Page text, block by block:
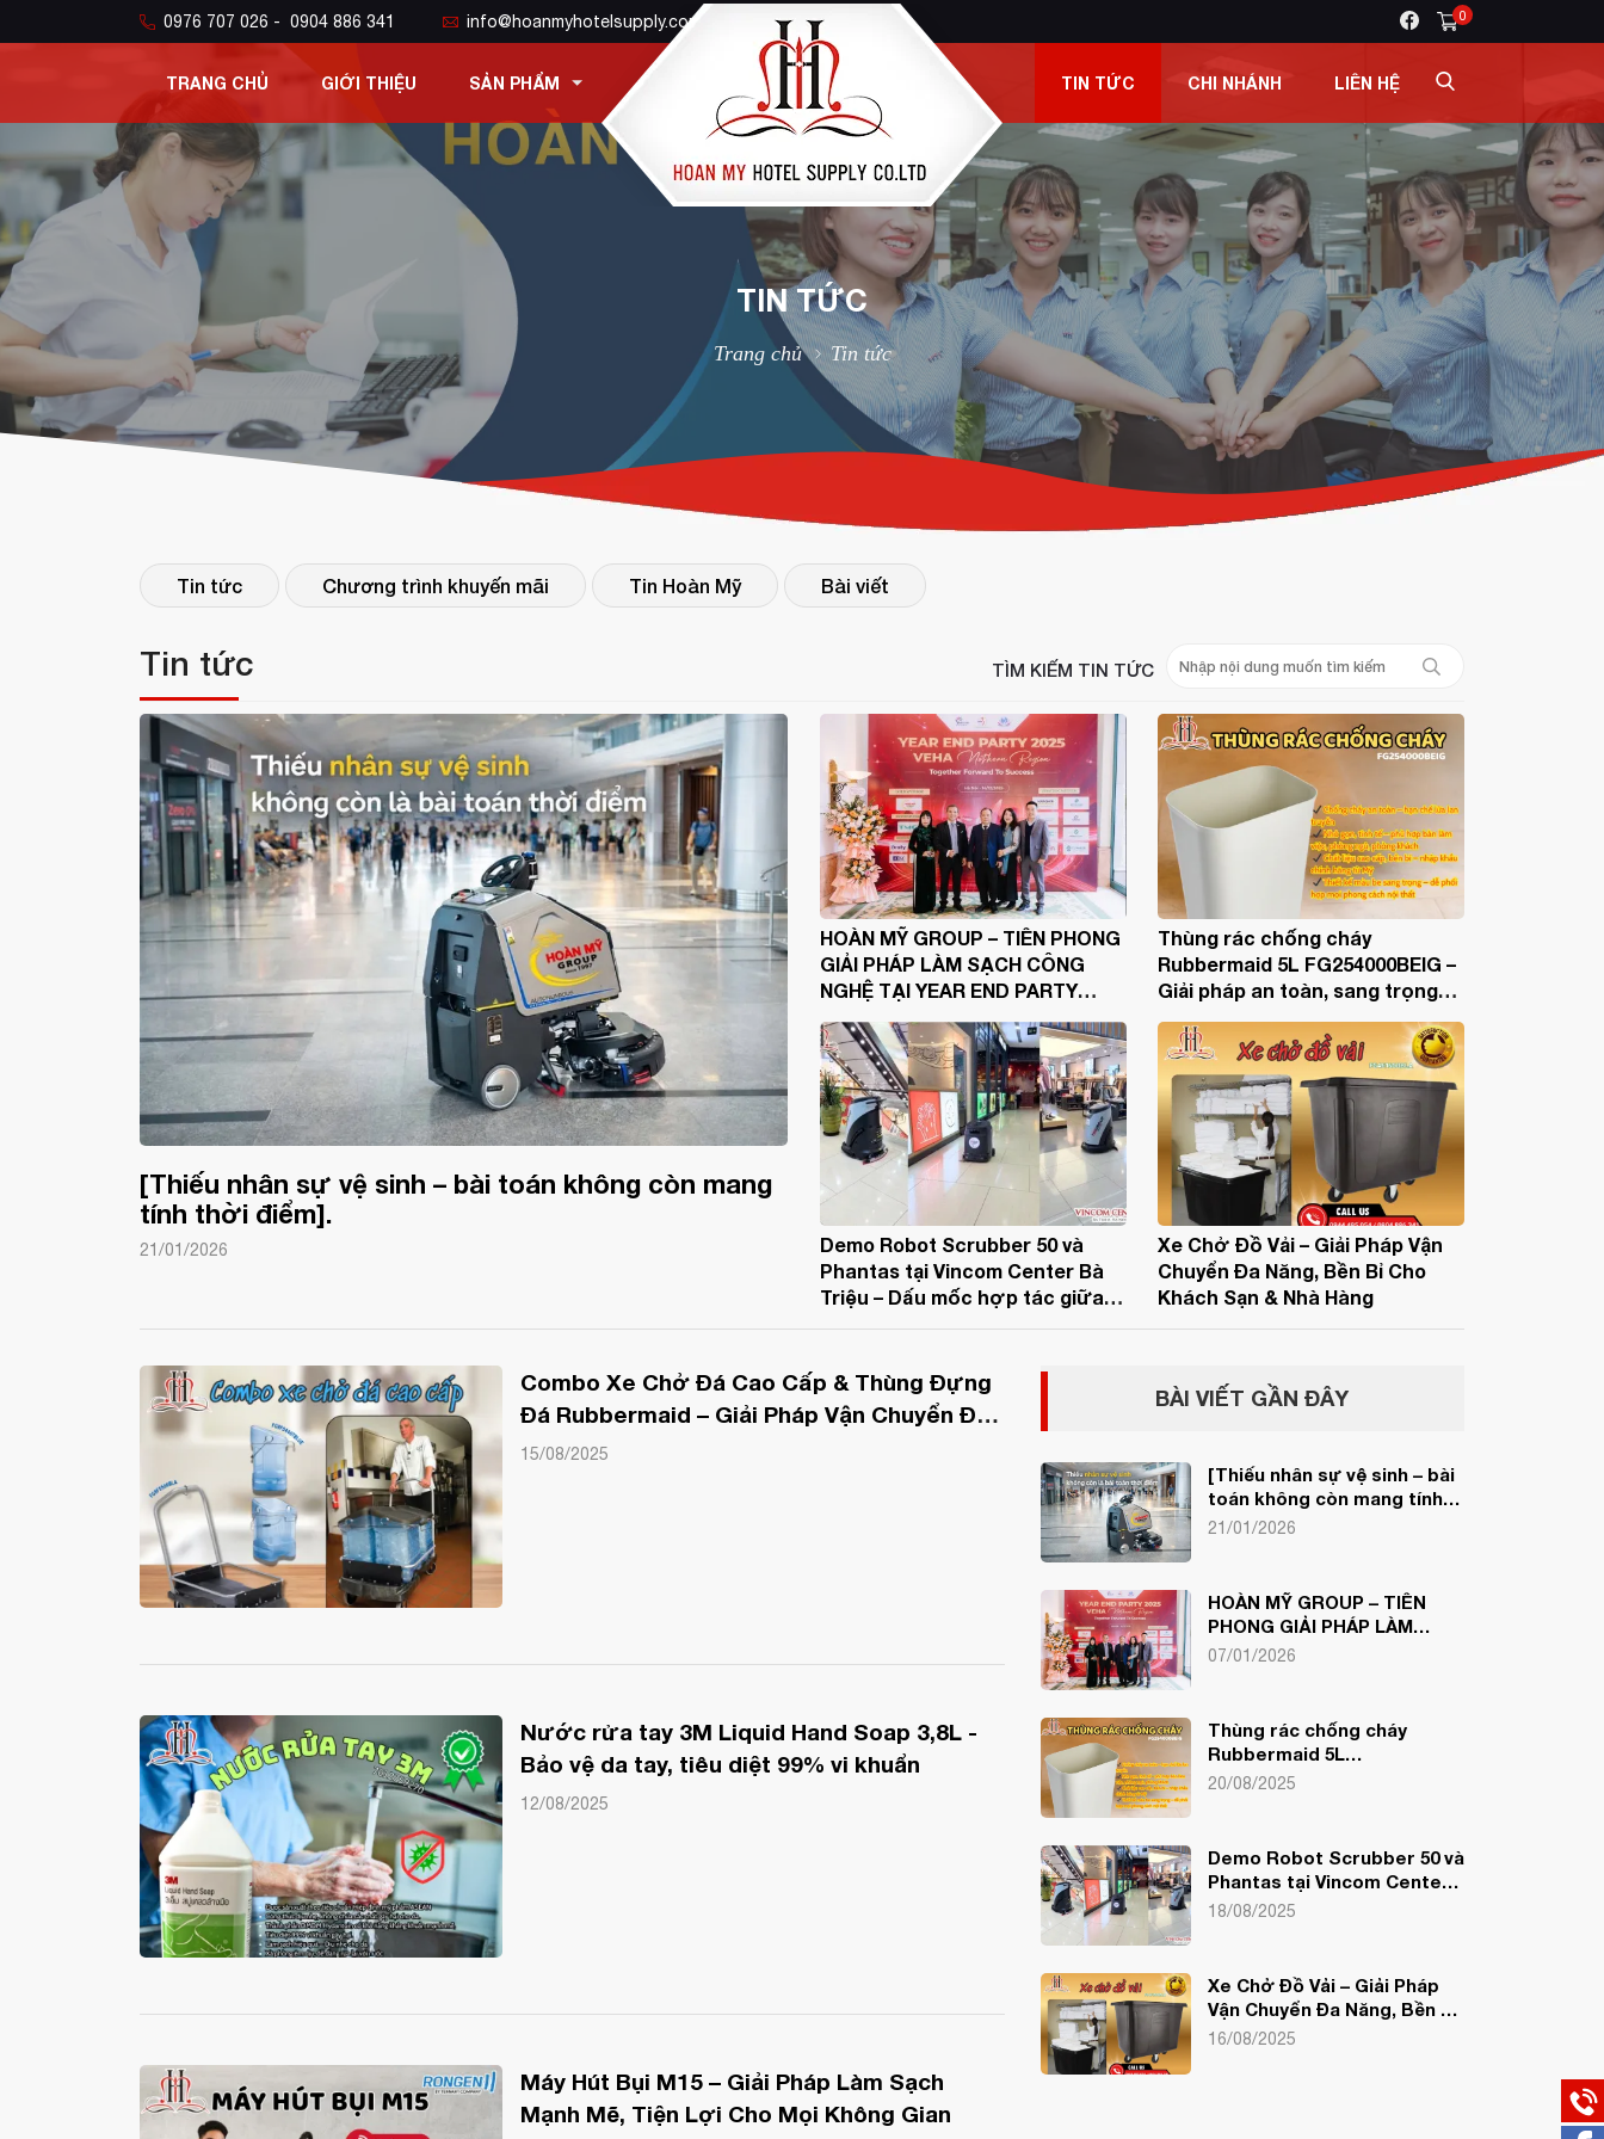
0976 707 026 - 0904 886 341 info@hoanmyhotelsupply.com 0
TRANG CHỦ GIỚI THIỆU SẢN PHẨM TIN TỨC CHI NHÁNH LIÊN HỆ
TIN TỨC
Trang chủ Tin tức
Tin tức Chương trình khuyến mãi Tin Hoàn Mỹ Bài viết
Tin tức TÌM KIẾM TIN TỨC
[Thiếu nhân sự vệ sinh – bài toán không còn mang
tính thời điểm].
21/01/2026
HOÀN MỸ GROUP – TIÊN PHONG
GIẢI PHÁP LÀM SẠCH CÔNG
NGHỆ TẠI YEAR END PARTY
Thùng rác chống cháy
Rubbermaid 5L FG254000BEIG –
Giải pháp an toàn, sang trọng
Demo Robot Scrubber 50 và
Phantas tại Vincom Center Bà
Triệu – Dấu mốc hợp tác giữa
Hoàn Mỹ Hotel Supply và Tập
Xe Chở Đồ Vải – Giải Pháp Vận
Chuyển Đa Năng, Bền Bỉ Cho
Khách Sạn & Nhà Hàng
Combo Xe Chở Đá Cao Cấp & Thùng Đựng
Đá Rubbermaid – Giải Pháp Vận Chuyển Đá
An Toàn, Tiện Lợi, Chuẩn Nhà Hàng – Khách
15/08/2025
Nước rửa tay 3M Liquid Hand Soap 3,8L -
Bảo vệ da tay, tiêu diệt 99% vi khuẩn
12/08/2025
Máy Hút Bụi M15 – Giải Pháp Làm Sạch
Mạnh Mẽ, Tiện Lợi Cho Mọi Không Gian
BÀI VIẾT GẦN ĐÂY
[Thiếu nhân sự vệ sinh – bài
toán không còn mang tính
thời điểm].
21/01/2026
HOÀN MỸ GROUP – TIÊN
PHONG GIẢI PHÁP LÀM
SẠCH CÔNG NGHỆ TẠI
07/01/2026
Thùng rác chống cháy
Rubbermaid 5L
FG254000BEIG – Giải pháp an
20/08/2025
Demo Robot Scrubber 50 và
Phantas tại Vincom Center
Bà Triệu – Dấu mốc hợp tác
18/08/2025
Xe Chở Đồ Vải – Giải Pháp
Vận Chuyển Đa Năng, Bền Bỉ
Cho Khách Sạn & Nhà Hàng
16/08/2025